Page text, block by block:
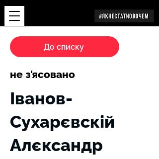
До списку
не з'ясовано
Іванов-
Сухарєвскій
Алєксандр